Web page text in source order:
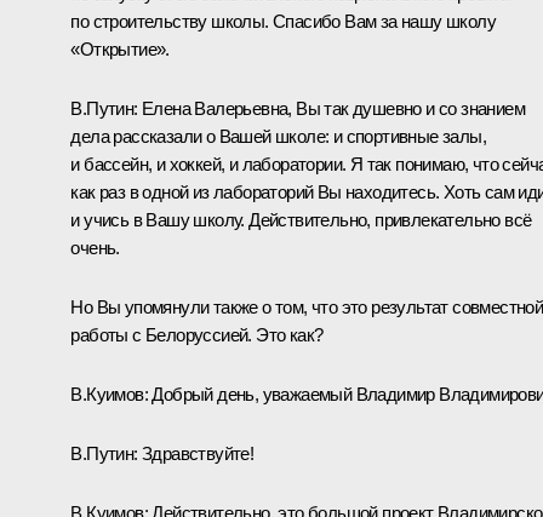
по строительству школы. Спасибо Вам за нашу школу
«Открытие».
В.Путин: Елена Валерьевна, Вы так душевно и со знанием
дела рассказали о Вашей школе: и спортивные залы,
и бассейн, и хоккей, и лаборатории. Я так понимаю, что
как раз в одной из лабораторий Вы находитесь. Хоть сам
и учись в Вашу школу. Действительно, привлекательно всё
очень.
Но Вы упомянули также о том, что это результат совместной
работы с Белоруссией. Это как?
В.Куимов:Добрый день, уважаемый Владимир
В.Путин: Здравствуйте!
В.Куимов:Действительно, это большой проект